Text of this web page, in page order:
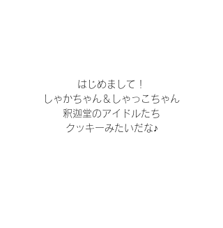
はじめまして！
しゃかちゃん＆しゃっこちゃん
釈迦堂のアイドルたち
クッキーみたいだな♪